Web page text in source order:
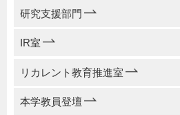
研究支援部門
IR室
リカレント教育推進室
本学教員登壇